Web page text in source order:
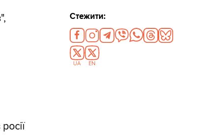
Стежити:
UA EN